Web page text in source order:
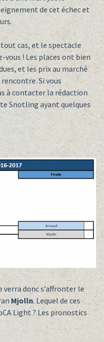
de cet échec et
cas, et le spectacle
! Les places ont bien
et les prix au marché
Si vous
à contacter la rédaction
Snotling ayant quelques
verra donc s’affronter le
Mjolln. Lequel de ces
Light ? Les pronostics